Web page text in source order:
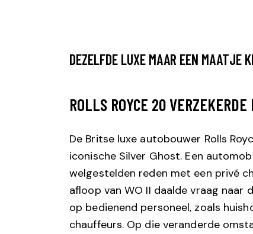
DEZELFDE LUXE MAAR EEN MAATJE
ROLLS ROYCE 20
De Britse luxe autobouwer Rolls
iconische Silver Ghost. Een
welgestelden reden met een privé
afloop van WO II daalde vraag
op bedienend personeel, zoals
chauffeurs. Op die veranderde